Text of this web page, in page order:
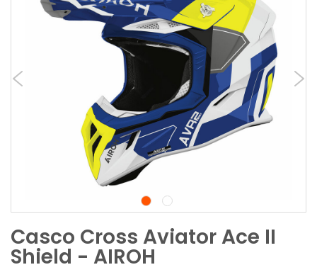
Casco Cross Aviator Ace II
Shield - AIROH